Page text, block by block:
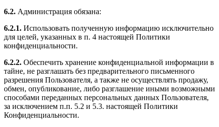
6.2. Администрация обязана:
6.2.1. Использовать полученную информацию исключительно
для целей, указанных в п. 4 настоящей Политики
конфиденциальности.
6.2.2. Обеспечить хранение конфиденциальной информации в
тайне, не разглашать без предварительного письменного
разрешения Пользователя, а также не осуществлять продажу,
обмен, опубликование, либо разглашение иными возможными
способами переданных персональных данных Пользователя,
за исключением п.п. 5.2 и 5.3. настоящей Политики
Конфиденциальности.